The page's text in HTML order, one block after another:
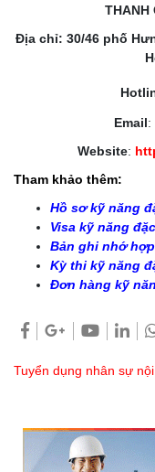
THANH
Địa chỉ: 30/46 phố
Email:
Website:
Tham khảo thêm:
Hồ sơ kỹ năng
Visa kỹ năng
Bản ghi nhớ
Kỳ thi kỹ năng
Đơn hàng kỹ
Tuyển dụng nhân sự